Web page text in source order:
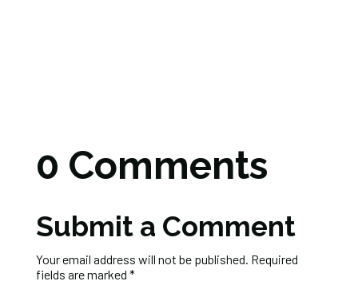
0 Comments
Submit a Comment
Your email address will not be published. Required
fields are marked *